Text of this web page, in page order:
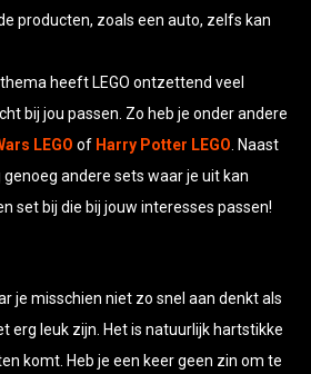
producten, zoals een auto, zelfs kan
heeft LEGO ontzettend veel
bij jou passen. Zo heb je onder andere
LEGO of Harry Potter LEGO . Naast
genoeg andere sets waar je uit kan
set bij die bij jouw interesses passen!
je misschien niet zo snel aan denkt als
erg leuk zijn. Het is natuurlijk hartstikke
komt. Heb je een keer geen zin om te